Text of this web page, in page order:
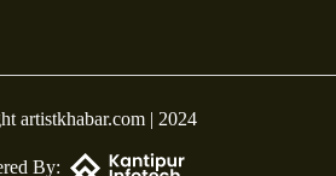
artistkhabar.com | 2024
By: